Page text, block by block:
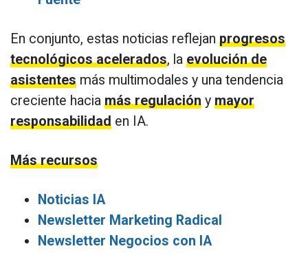
En conjunto, estas noticias reflejan progresos
tecnológicos acelerados, la evolución de
asistentes más multimodales y una tendencia
creciente hacia más regulación y mayor
responsabilidad en IA.
Más recursos
Noticias IA
Newsletter Marketing Radical
Newsletter Negocios con IA